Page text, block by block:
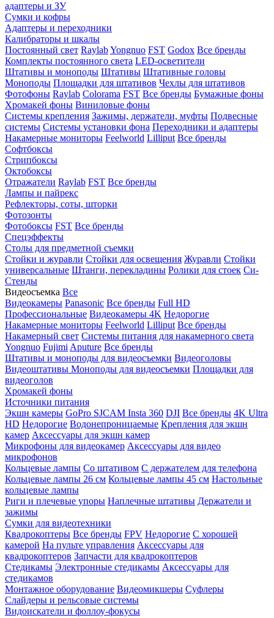
адаптеры и ЗУ
Сумки и кофры
Адаптеры и переходники
Калибраторы и шкалы
Постоянный свет RaylabYongnuo FST Godox Все бренды
Комплекты постоянного света LED-осветители
Штативы и моноподы Штативы Штативные головы
Моноподы Площадки для штативов Чехлы для штативов
Фотофоны Raylab Colorama FST Все бренды Бумажные фоны
Хромакей фоны Виниловые фоны
Системы крепления Зажимы, держатели, муфты Подвесные
системы Системы установки фона Переходники и адаптеры
Накамерные мониторы Feelworld Lilliput Все бренды
Софтбоксы
Стрипбоксы
Октобоксы
Отражатели Raylab FST Все бренды
Лампы и пайрекс
Рефлекторы, соты, шторки
Фотозонты
Фотобоксы FST Все бренды
Спецэффекты
Столы для предметной съемки
Стойки и журавли Стойки для освещения Журавли Стойки
универсальные Штанги, перекладины Ролики для стоек Си-
Стенды
Видеосъемка Все
Видеокамеры Panasonic Все бренды Full HD
Профессиональные Видеокамеры 4K Недорогие
Накамерные мониторы Feelworld Lilliput Все бренды
Накамерный свет Системы питания для накамерного света
Yongnuo Fujimi Aputure Все бренды
Штативы и моноподы для видеосъемки Видеоголовы
Видеоштативы Моноподы для видеосъемки Площадки для
видеоголов
Хромакей фоны
Источники питания
Экшн камеры GoPro SJCAM Insta 360 DJI Все бренды 4K Ultra
HD Недорогие Водонепроницаемые Крепления для экшн
камер Аксессуары для экшн камер
Микрофоны для видеокамер Аксессуары для видео
микрофонов
Кольцевые лампы Со штативом C держателем для телефона
Кольцевые лампы 26 см Кольцевые лампы 45 см Настольные
кольцевые лампы
Риги и плечевые упоры Наплечные штативы Держатели и
зажимы
Сумки для видеотехники
Квадрокоптеры Все бренды FPV Недорогие С хорошей
камерой На пульте управления Аксессуары для
квадрокоптеров Запчасти для квадрокоптеров
Стедикамы Электронные стедикамы Аксессуары для
стедикамов
Монтажное оборудование Видеомикшеры Суфлеры
Слайдеры и рельсовые системы
Видоискатели и фоллоу-фокусы